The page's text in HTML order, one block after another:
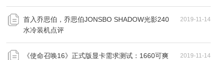
2019-11-14
首入乔思伯，乔思伯JONSBO SHADOW光影240
水冷装机点评
2019-11-14
《使命召唤16》正式版显卡需求测试：1660可爽